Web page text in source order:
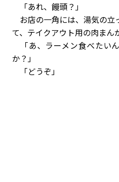
「あれ、饅頭？」
お店の一角には、湯気の立
て、テイクアウト用の肉まん
「あ、ラーメン食べたい
か？」
「どうぞ」